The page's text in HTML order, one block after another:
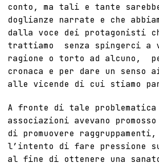
conto, ma tali e tante
doglianze narrate e che
dalla voce dei protagonisti
trattiamo senza spingerci a
ragione o torto ad alcuno,
cronaca e per dare un
alle vicende di cui stiamo
A fronte di tale problematica
associazioni avevano
di promuovere raggruppamenti,
l’intento di fare pressione
al fine di ottenere una